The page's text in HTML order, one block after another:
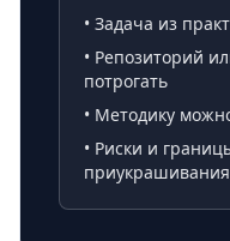
• Задача из
• Репозиторий
потрогать
• Методику
• Риски и
приукрашивания